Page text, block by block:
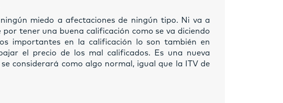
miedo a afectaciones de ningún tipo. Ni va a
tener una buena calificación como se va diciendo
importantes en la calificación lo son también en
el precio de los mal calificados. Es una nueva
considerará como algo normal, igual que la ITV de